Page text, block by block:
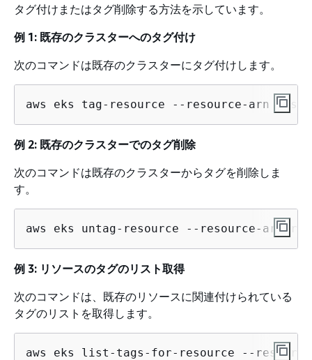
タグ付けまたはタグ削除する方法を示しています。
例 1: 既存のクラスターへのタグ付け
次のコマンドは既存のクラスターにタグ付けします。
aws eks tag-resource --resource-arn
例 2: 既存のクラスターでのタグ削除
次のコマンドは既存のクラスターからタグを削除しま
す。
aws eks untag-resource --resource-arn
例 3: リソースのタグのリスト取得
次のコマンドは、既存のリソースに関連付けられている
タグのリストを取得します。
aws eks list-tags-for-resource --resource-